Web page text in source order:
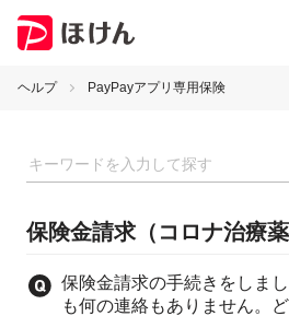
ヘルプ PayPayアプリ専用保険
保険金請求（コロナ治療薬
保険金請求の手続きをしま
も何の連絡もありません。